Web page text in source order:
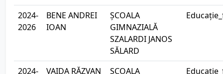
2024-
2026
BENE ANDREI
IOAN
ȘCOALA
GIMNAZIALĂ
SZALARDI JANOS
SĂLARD
2024-
VAIDA RĂZVAN
ŞCOALA